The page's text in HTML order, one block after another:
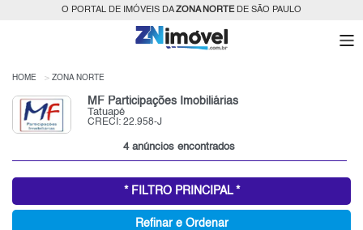
O PORTAL DE IMÓVEIS DAZONA NORTEDE SÃO PAULO
HOME ZONA NORTE
MF Participações Imobiliárias
Tatuapé
CRECI: 22.958-J
4 anúncios encontrados
* FILTRO PRINCIPAL *
Refinar e Ordenar